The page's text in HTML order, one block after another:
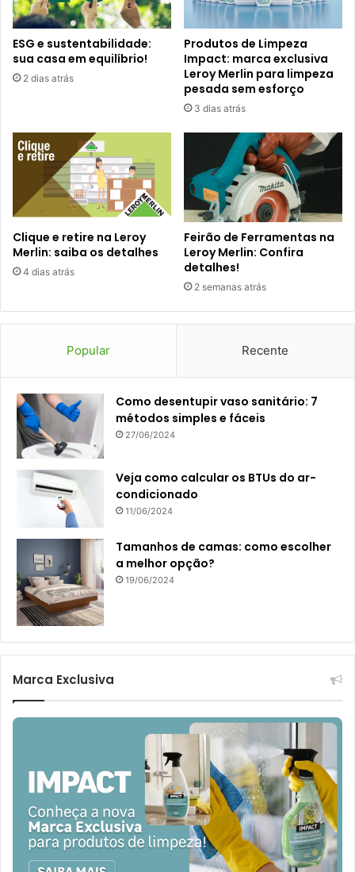
ESG e sustentabilidade:
sua casa em equilíbrio!
2 dias atrás
Produtos de Limpeza
Impact: marca exclusiva
Leroy Merlin para limpeza
pesada sem esforço
3 dias atrás
Clique e retire na Leroy
Merlin: saiba os detalhes
4 dias atrás
Feirão de Ferramentas na
Leroy Merlin: Confira
detalhes!
2 semanas atrás
Popular Recente
Como desentupir vaso sanitário: 7
métodos simples e fáceis
27/06/2024
Veja como calcular os BTUs do ar-
condicionado
11/06/2024
Tamanhos de camas: como escolher
a melhor opção?
19/06/2024
Marca Exclusiva